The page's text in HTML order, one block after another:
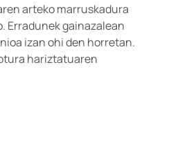
arteko marruskadura
Erradunek gainazalean
izan ohi den horretan.
hariztatuaren